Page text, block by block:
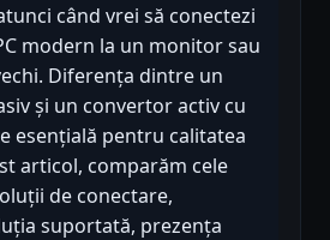
când vrei să conectezi
modern la un monitor sau
Diferența dintre un
și un convertor activ cu
esențială pentru calitatea
articol, comparăm cele
de conectare,
suportată, prezența